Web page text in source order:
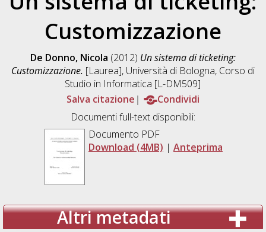
Customizzazione
De Donno, Nicola (2012) Un sistema di ticketing:
Customizzazione. [Laurea], Università di Bologna, Corso di
Studio in Informatica [L-DM509]
Salva citazione
Condividi
Documenti full-text disponibili:
Documento PDF
Download (4MB) | Anteprima
Altri metadati